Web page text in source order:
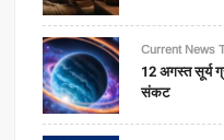
Current News
12 अगस्त सूर्य
संकट